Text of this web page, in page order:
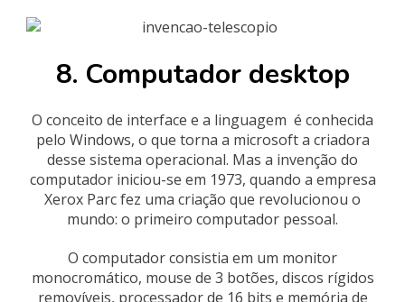
8. Computador desktop
O conceito de interface e a linguagem é conhecida
pelo Windows, o que torna a microsoft a criadora
desse sistema operacional. Mas a invenção do
computador iniciou-se em 1973, quando a empresa
Xerox Parc fez uma criação que revolucionou o
mundo: o primeiro computador pessoal.
O computador consistia em um monitor
monocromático, mouse de 3 botões, discos rígidos
removíveis, processador de 16 bits e memória de